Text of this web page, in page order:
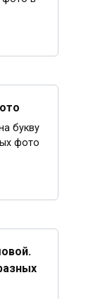
букву
фото